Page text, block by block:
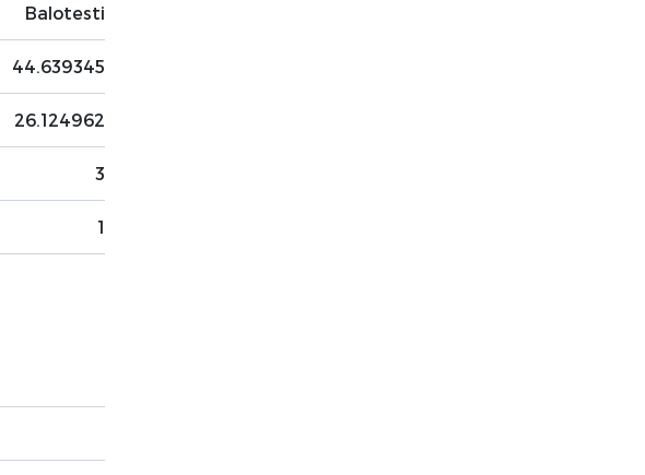
Balotesti
44.639345
26.124962
3
1